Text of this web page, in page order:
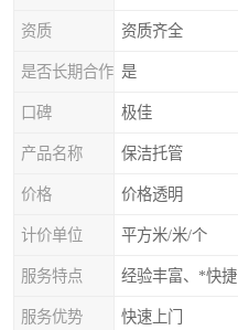
资质 资质齐全
是否长期合作 是
口碑 极佳
产品名称 保洁托管
价格 价格透明
计价单位 平方米/米/个
服务特点 经验丰富、*快捷
服务优势 快速上门